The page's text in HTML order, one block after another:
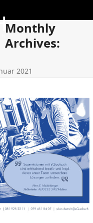
Monthly
Archives:
2021